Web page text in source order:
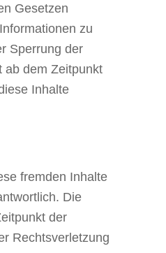
Gesetzen
zu
Sperrung der
ab dem Zeitpunkt
Inhalte
fremden Inhalte
Die
der
Rechtsverletzung